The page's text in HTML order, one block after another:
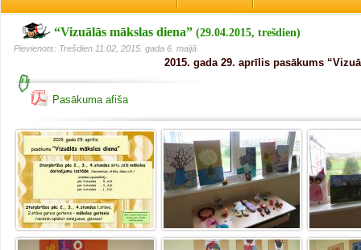
“Vizuālās mākslas diena” (29.04.2015, trešdien)
Pievienots: Trešdien 11:02, 2015. gada 6. maijā
2015. gada 29. aprīlis pasākums
Pasākuma afiša